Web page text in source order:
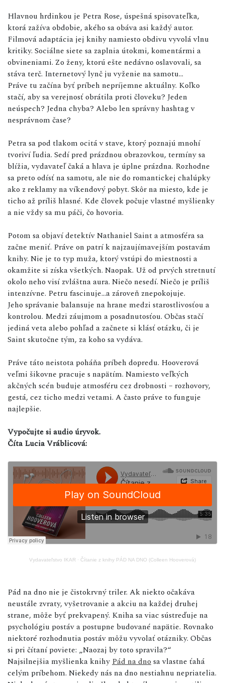
Hlavnou hrdinkou je Petra Rose, úspešná spisovateľka,
ktorá zažíva obdobie, akého sa obáva asi každý autor.
Filmová adaptácia jej knihy namiesto obdivu vyvolá vlnu
kritiky. Sociálne siete sa zaplnia útokmi, komentármi a
obvineniami. Zo ženy, ktorú ešte nedávno oslavovali, sa
stáva terč. Internetový lynč ju vyženie na samotu...
Práve tu začína byť príbeh nepríjemne aktuálny. Koľko
stačí, aby sa verejnosť obrátila proti človeku? Jeden
neúspech? Jedna chyba? Alebo len správny hashtag v
nesprávnom čase?
Petra sa pod tlakom ocitá v stave, ktorý poznajú mnohí
tvoriví ľudia. Sedí pred prázdnou obrazovkou, termíny sa
blížia, vydavateľ čaká a hlava je úplne prázdna. Rozhodne
sa preto odísť na samotu, ale nie do romantickej chalúpky
ako z reklamy na víkendový pobyt. Skôr na miesto, kde je
ticho až príliš hlasné. Kde človek počuje vlastné myšlienky
a nie vždy sa mu páči, čo hovoria.
Potom sa objaví detektív Nathaniel Saint a atmosféra sa
začne meniť. Práve on patrí k najzaujímavejším postavám
knihy. Nie je to typ muža, ktorý vstúpi do miestnosti a
okamžite si získa všetkých. Naopak. Už od prvých stretnutí
okolo neho visí zvláštna aura. Niečo nesedí. Niečo je príliš
intenzívne. Petru fascinuje...a zároveň znepokojuje.
Jeho správanie balansuje na hrane medzi starostlivosťou a
kontrolou. Medzi záujmom a posadnutosťou. Občas stačí
jediná veta alebo pohľad a začnete si klásť otázku, či je
Saint skutočne tým, za koho sa vydáva.
Práve táto neistota poháňa príbeh dopredu. Hooverová
veľmi šikovne pracuje s napätím. Namiesto veľkých
akčných scén buduje atmosféru cez drobnosti – rozhovory,
gestá, cez ticho medzi vetami. A často práve to funguje
najlepšie.
Vypočujte si audio úryvok.
Číta Lucia Vráblicová:
Vydavateľstvo IKAR · Čítanie z knihy PÁD NA DNO (Colleen Hooverová)
Pád na dno nie je čistokrvný triler. Ak niekto očakáva
neustále zvraty, vyšetrovanie a akciu na každej druhej
strane, môže byť prekvapený. Kniha sa viac sústreďuje na
psychológiu postáv a postupne budované napätie. Rovnako
niektoré rozhodnutia postáv môžu vyvolať otázniky. Občas
si pri čítaní poviete: „Naozaj by toto spravila?“
Najsilnejšia myšlienka knihyPád na dnosa vlastne ťahá
celým príbehom. Niekedy nás na dno nestiahnu nepriatelia.